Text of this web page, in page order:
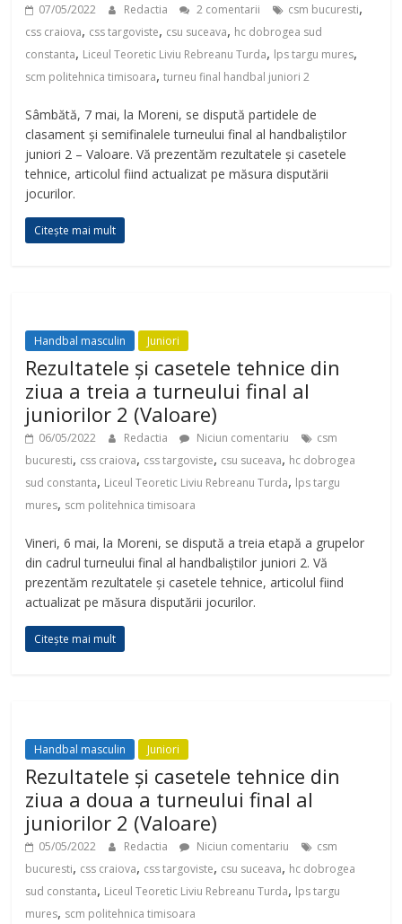
07/05/2022 Redactia 2 comentarii csm bucuresti,
css craiova, css targoviste, csu suceava, hc dobrogea sud
constanta, Liceul Teoretic Liviu Rebreanu Turda, lps targu mures,
scm politehnica timisoara,turneu final handbal juniori 2
Sâmbătă, 7 mai, la Moreni, se dispută partidele de
clasament și semifinalele turneului final al handbaliștilor
juniori 2 – Valoare. Vă prezentăm rezultatele și casetele
tehnice, articolul fiind actualizat pe măsura disputării
jocurilor.
Citește mai mult
Handbal masculin Juniori
Rezultatele și casetele tehnice din
ziua a treia a turneului final al
juniorilor 2 (Valoare)
06/05/2022 Redactia Niciun comentariu
csm
bucuresti, css craiova, css targoviste, csu suceava, hc dobrogea
sud constanta, Liceul Teoretic Liviu Rebreanu Turda, lps targu
mures, scm politehnica timisoara
Vineri, 6 mai, la Moreni, se dispută a treia etapă a grupelor
din cadrul turneului final al handbaliștilor juniori 2. Vă
prezentăm rezultatele și casetele tehnice, articolul fiind
actualizat pe măsura disputării jocurilor.
Citește mai mult
Handbal masculin Juniori
Rezultatele și casetele tehnice din
ziua a doua a turneului final al
juniorilor 2 (Valoare)
05/05/2022 Redactia Niciun comentariu
csm
bucuresti, css craiova, css targoviste, csu suceava, hc dobrogea
sud constanta, Liceul Teoretic Liviu Rebreanu Turda, lps targu
mures, scm politehnica timisoara